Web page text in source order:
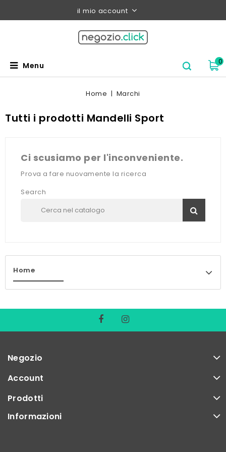
il mio account
0
Menu
Home Marchi
Tutti i prodotti Mandelli Sport
Ci scusiamo per l'inconveniente.
Prova a fare nuovamente la ricerca
Search
Home
Negozio
Account
Prodotti
Informazioni